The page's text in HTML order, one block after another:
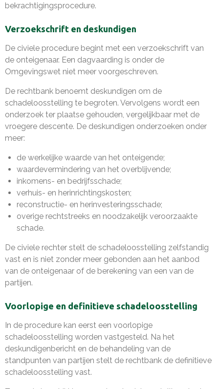
bekrachtigingsprocedure.
Verzoekschrift en deskundigen
De civiele procedure begint met een verzoekschrift van
de onteigenaar. Een dagvaarding is onder de
Omgevingswet niet meer voorgeschreven.
De rechtbank benoemt deskundigen om de
schadeloosstelling te begroten. Vervolgens wordt een
onderzoek ter plaatse gehouden, vergelijkbaar met de
vroegere descente. De deskundigen onderzoeken onder
meer:
de werkelijke waarde van het onteigende;
waardevermindering van het overblijvende;
inkomens- en bedrijfsschade;
verhuis- en herinrichtingskosten;
reconstructie- en herinvesteringsschade;
overige rechtstreeks en noodzakelijk veroorzaakte
schade.
De civiele rechter stelt de schadeloosstelling zelfstandig
vast en is niet zonder meer gebonden aan het aanbod
van de onteigenaar of de berekening van een van de
partijen.
Voorlopige en definitieve schadeloosstelling
In de procedure kan eerst een voorlopige
schadeloosstelling worden vastgesteld. Na het
deskundigenbericht en de behandeling van de
standpunten van partijen stelt de rechtbank de definitieve
schadeloosstelling vast.